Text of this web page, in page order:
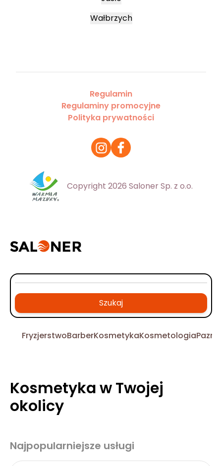
Wałbrzych
Regulamin
Regulaminy promocyjne
Polityka prywatności
Copyright 2026 Saloner Sp. z o.o.
Szukaj
FryzjerstwoBarberKosmetykaKosmetologia
Kosmetyka w Twojej
okolicy
Najpopularniejsze usługi